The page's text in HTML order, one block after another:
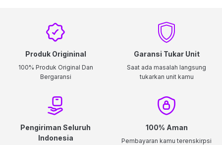
Produk Origininal
100% Produk Original Dan
Bergaransi
Garansi Tukar Unit
Saat ada masalah langsung
tukarkan unit kamu
Pengiriman Seluruh
Indonesia
100% Aman
Pembayaran kamu terenskirpsi